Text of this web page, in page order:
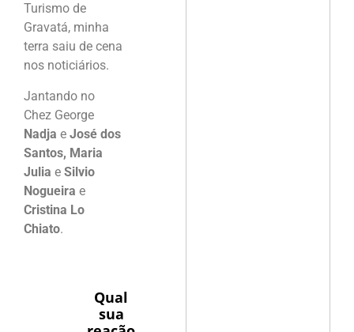
Turismo de
Gravatá, minha
terra saiu de cena
nos noticiários.
Jantando no
Chez George
Nadja e José dos
Santos, Maria
Julia e Silvio
Nogueira e
Cristina Lo
Chiato.
Qual
sua